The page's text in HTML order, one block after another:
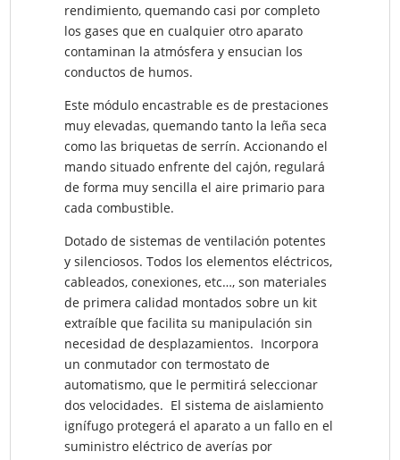
rendimiento, quemando casi por completo
los gases que en cualquier otro aparato
contaminan la atmósfera y ensucian los
conductos de humos.
Este módulo encastrable es de prestaciones
muy elevadas, quemando tanto la leña seca
como las briquetas de serrín. Accionando el
mando situado enfrente del cajón, regulará
de forma muy sencilla el aire primario para
cada combustible.
Dotado de sistemas de ventilación potentes
y silenciosos. Todos los elementos eléctricos,
cableados, conexiones, etc…, son materiales
de primera calidad montados sobre un kit
extraíble que facilita su manipulación sin
necesidad de desplazamientos. Incorpora
un conmutador con termostato de
automatismo, que le permitirá seleccionar
dos velocidades. El sistema de aislamiento
ignífugo protegerá el aparato a un fallo en el
suministro eléctrico de averías por